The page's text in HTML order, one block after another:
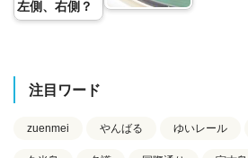
左側、右側？
注目ワード
zuenmei やんばる ゆいレール